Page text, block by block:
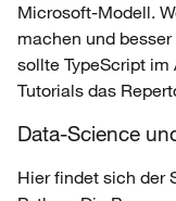
Microsoft-Modell.
machen und
sollte TypeScript
Tutorials das
Data-Science
Hier findet sich der